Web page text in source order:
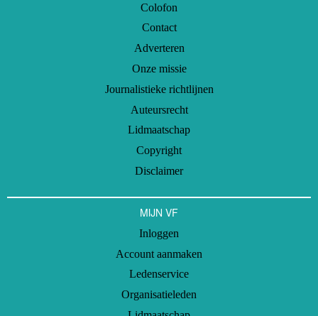
Colofon
Contact
Adverteren
Onze missie
Journalistieke richtlijnen
Auteursrecht
Lidmaatschap
Copyright
Disclaimer
MIJN VF
Inloggen
Account aanmaken
Ledenservice
Organisatieleden